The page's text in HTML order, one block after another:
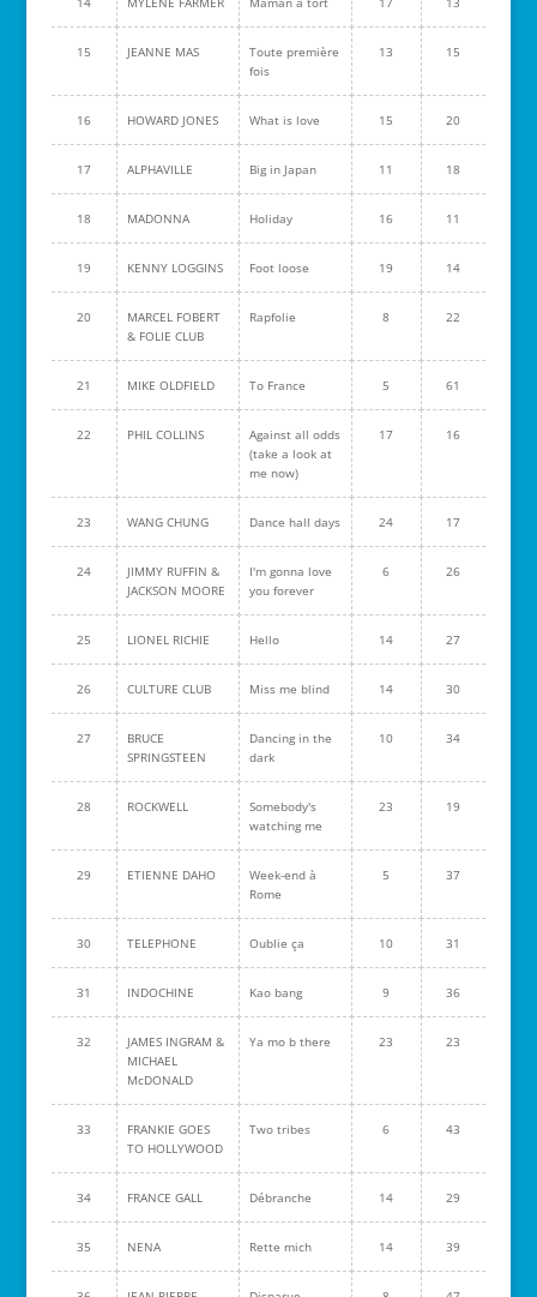
15 JEANNE MAS
Toute première
fois
13 15
16 HOWARD JONES What is love 15 20
17 ALPHAVILLE Big in Japan 11 18
18 MADONNA Holiday 16 11
19 KENNY LOGGINS Foot loose 19 14
20
MARCEL FOBERT
& FOLIE CLUB
Rapfolie 8 22
21 MIKE OLDFIELD To France 5 61
22 PHIL COLLINS
Against all odds
(take a look at
me now)
17 16
23 WANG CHUNG Dance hall days 24 17
24
JIMMY RUFFIN &
JACKSON MOORE
I'm gonna love
you forever
6 26
25 LIONEL RICHIE Hello 14 27
26 CULTURE CLUB Miss me blind 14 30
27
BRUCE
SPRINGSTEEN
Dancing in the
dark
10 34
28 ROCKWELL
Somebody's
watching me
23 19
29 ETIENNE DAHO
Week-end à
Rome
5 37
30 TELEPHONE Oublie ça 10 31
31 INDOCHINE Kao bang 9 36
32
JAMES INGRAM &
MICHAEL
McDONALD
Ya mo b there 23 23
33
FRANKIE GOES
TO HOLLYWOOD
Two tribes 6 43
34 FRANCE GALL Débranche 14 29
35 NENA Rette mich 14 39